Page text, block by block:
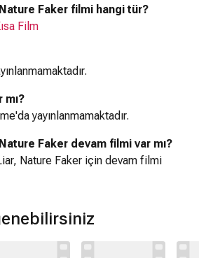
Faker filmi hangi tür?
Film
yayınlanmamaktadır.
Faker devam filmi var mı?
Nature Faker için devam filmi